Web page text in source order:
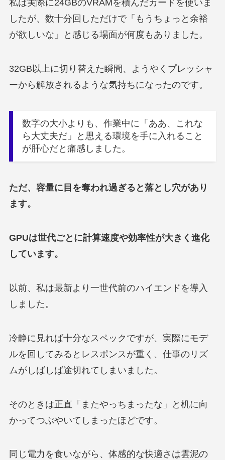
私は実際に24GBのVRAMを積んだカードを使いま
したが、数十分回しただけで「もうちょっと余裕
が欲しいな」と感じる場面が何度もありました。
32GB以上に切り替えた瞬間、ようやくプレッシャ
ーから解放されるような気持ちになったのです。
数字の大小よりも、作業中に「ああ、これな
ら大丈夫だ」と思える環境を手に入れること
が肝心だと痛感しました。
ただ、容量に目を奪われ過ぎると落とし穴があり
ます。
GPUは世代ごとに計算速度や効率性が大きく進化
しています。
以前、私は最新より一世代前のハイエンドを導入
しました。
冷静に見れば十分なスペックですが、実際にモデ
ルを回してみるとレスポンスが重く、仕事のリズ
ムがしばしば途切れてしまいました。
そのときは正直「またやっちまったな」と机に向
かってつぶやいてしまったほどです。
同じ電力を食いながら、体感的な快適さは雲泥の